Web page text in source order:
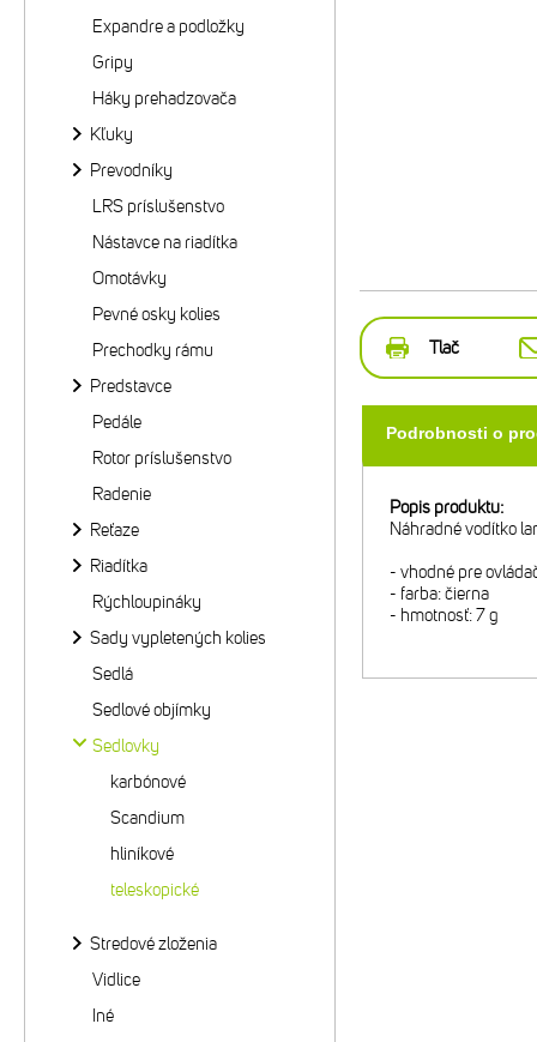
Tlač
Podrobnosti o
Popis produktu:
Náhradné vodítko
- vhodné pre
- farba: čierna
- hmotnosť: 7 g
Expandre a podložky
Gripy
Háky prehadzovača
Kľuky
Prevodníky
LRS príslušenstvo
Nástavce na riadítka
Omotávky
Pevné osky kolies
Prechodky rámu
Predstavce
Pedále
Rotor príslušenstvo
Radenie
Reťaze
Riadítka
Rýchloupináky
Sady vypletených kolies
Sedlá
Sedlové objímky
Sedlovky
karbónové
Scandium
hliníkové
teleskopické
Stredové zloženia
Vidlice
Iné